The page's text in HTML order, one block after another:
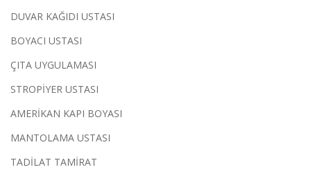
DUVAR KAĞIDI USTASI
BOYACI USTASI
ÇITA UYGULAMASI
STROPİYER USTASI
AMERİKAN KAPI BOYASI
MANTOLAMA USTASI
TADİLAT TAMİRAT